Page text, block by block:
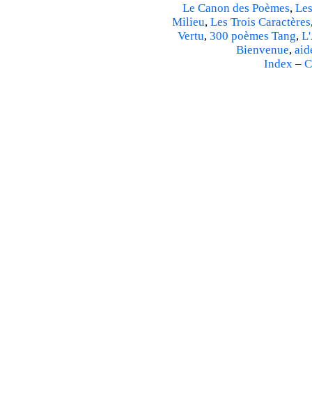
Le Canon des Poèmes,
Milieu, Les Trois Caractères
Vertu, 300 poèmes Tang,
Bienvenue,
Index–